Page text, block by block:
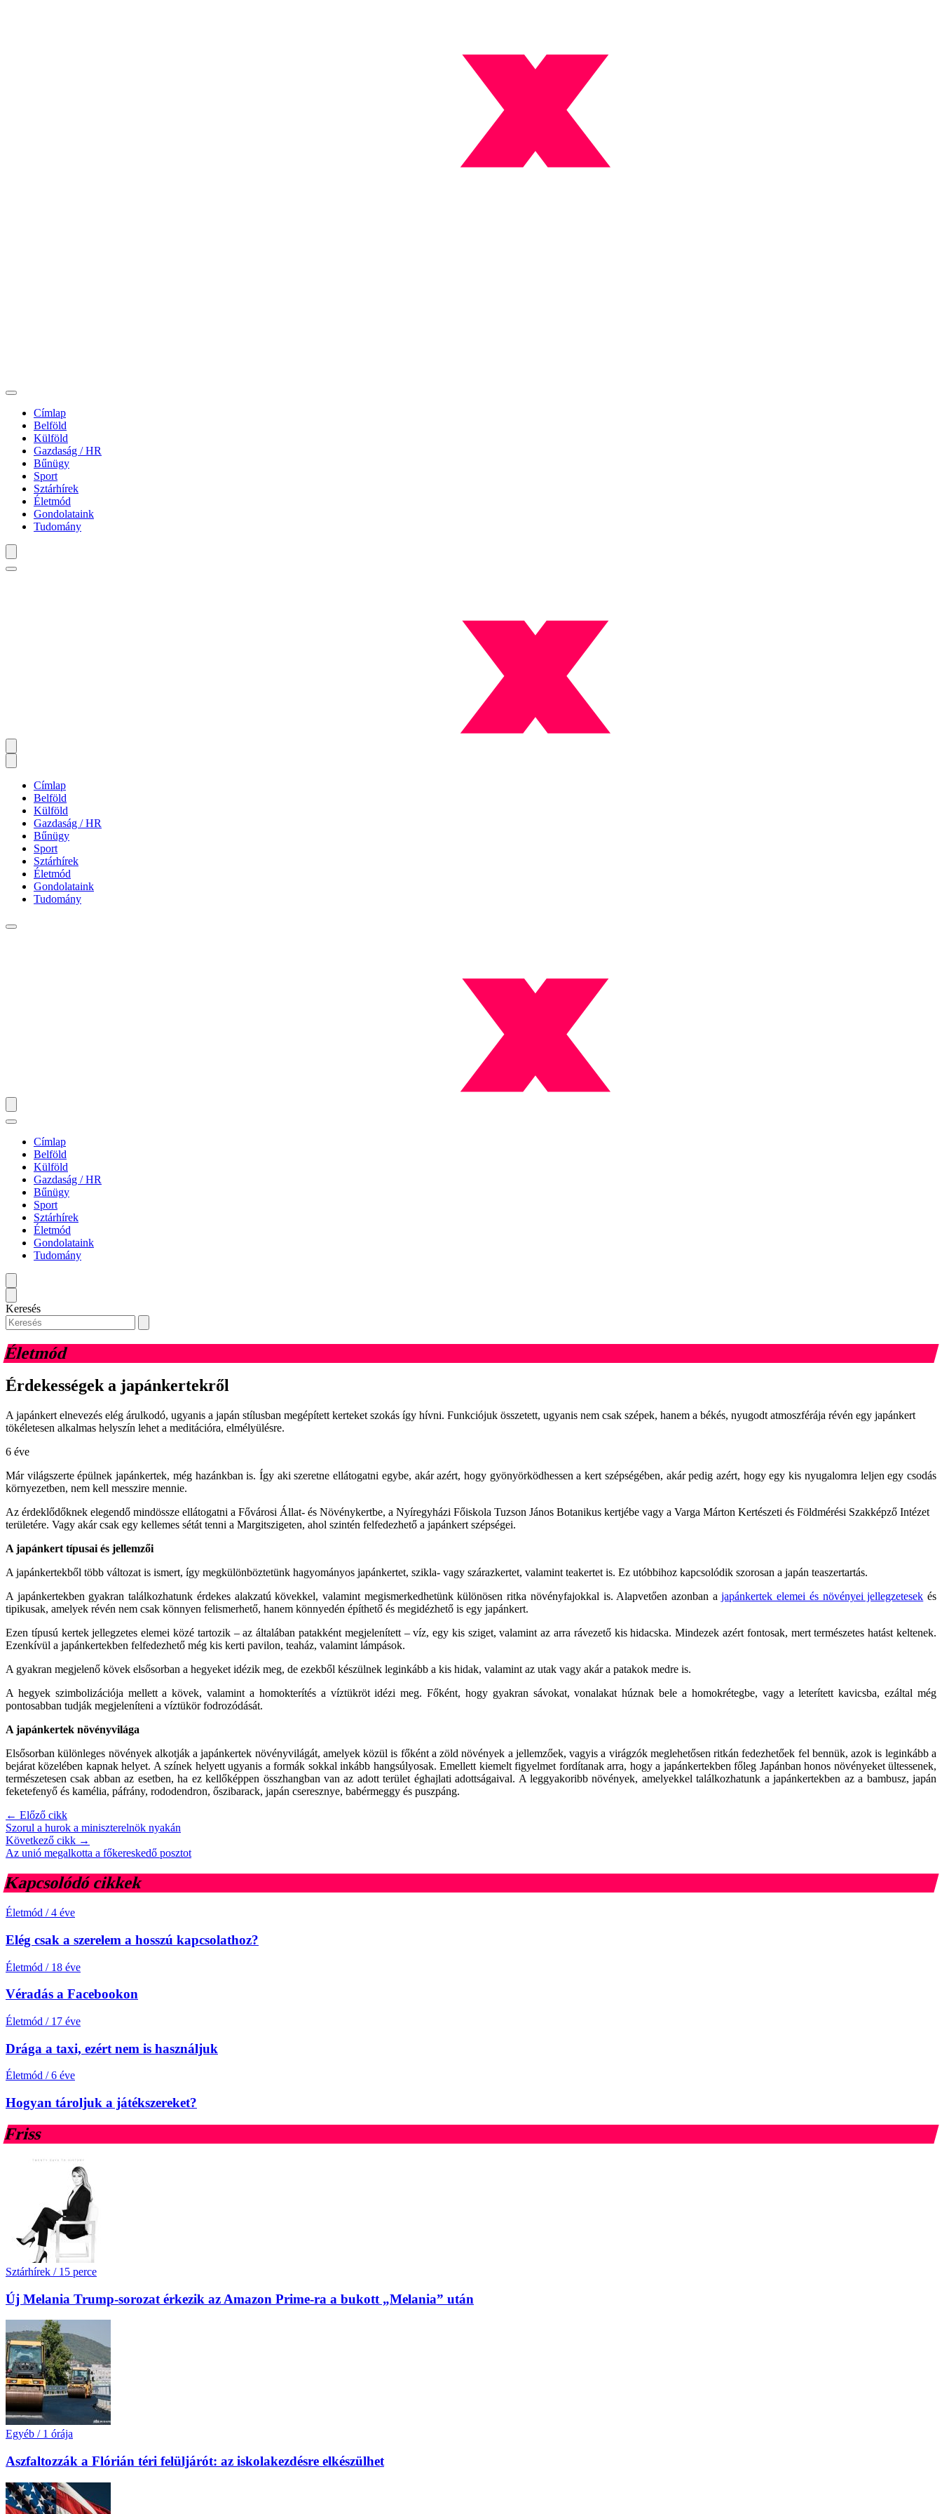
Címlap
Belföld
Külföld
Gazdaság / HR
Bűnügy
Sport
Sztárhírek
Életmód
Gondolataink
Tudomány
Címlap
Belföld
Külföld
Gazdaság / HR
Bűnügy
Sport
Sztárhírek
Életmód
Gondolataink
Tudomány
Címlap
Belföld
Külföld
Gazdaság / HR
Bűnügy
Sport
Sztárhírek
Életmód
Gondolataink
Tudomány
Keresés
Életmód
Érdekességek a japánkertekről
A japánkert elnevezés elég árulkodó, ugyanis a japán stílusban megépített kerteket szokás így hívni. Funkciójuk összetett, ugyanis nem csak szépek, hanem a békés, nyugodt atmoszférája révén egy japánkert
tökéletesen alkalmas helyszín lehet a meditációra, elmélyülésre.
6 éve
Már világszerte épülnek japánkertek, még hazánkban is. Így aki szeretne ellátogatni egybe, akár azért, hogy gyönyörködhessen a kert szépségében, akár pedig azért, hogy egy kis nyugalomra leljen egy csodás
környezetben, nem kell messzire mennie.
Az érdeklődőknek elegendő mindössze ellátogatni a Fővárosi Állat- és Növénykertbe, a Nyíregyházi Főiskola Tuzson János Botanikus kertjébe vagy a Varga Márton Kertészeti és Földmérési Szakképző Intézet
területére. Vagy akár csak egy kellemes sétát tenni a Margitszigeten, ahol szintén felfedezhető a japánkert szépségei.
A japánkert típusai és jellemzői
A japánkertekből több változat is ismert, így megkülönböztetünk hagyományos japánkertet, szikla- vagy szárazkertet, valamint teakertet is. Ez utóbbihoz kapcsolódik szorosan a japán teaszertartás.
A japánkertekben gyakran találkozhatunk érdekes alakzatú kövekkel, valamint megismerkedhetünk különösen ritka növényfajokkal is. Alapvetően azonban ajapánkertek elemei és növényei jellegzetesek és
tipikusak, amelyek révén nem csak könnyen felismerhető, hanem könnyedén építhető és megidézhető is egy japánkert.
Ezen típusú kertek jellegzetes elemei közé tartozik – az általában patakként megjelenített – víz, egy kis sziget, valamint az arra rávezető kis hidacska. Mindezek azért fontosak, mert természetes hatást keltenek.
Ezenkívül a japánkertekben felfedezhető még kis kerti pavilon, teaház, valamint lámpások.
A gyakran megjelenő kövek elsősorban a hegyeket idézik meg, de ezekből készülnek leginkább a kis hidak, valamint az utak vagy akár a patakok medre is.
A hegyek szimbolizációja mellett a kövek, valamint a homokterítés a víztükröt idézi meg. Főként, hogy gyakran sávokat, vonalakat húznak bele a homokrétegbe, vagy a leterített kavicsba, ezáltal még
pontosabban tudják megjeleníteni a víztükör fodrozódását.
A japánkertek növényvilága
Elsősorban különleges növények alkotják a japánkertek növényvilágát, amelyek közül is főként a zöld növények a jellemzőek, vagyis a virágzók meglehetősen ritkán fedezhetőek fel bennük, azok is leginkább a
bejárat közelében kapnak helyet. A színek helyett ugyanis a formák sokkal inkább hangsúlyosak. Emellett kiemelt figyelmet fordítanak arra, hogy a japánkertekben főleg Japánban honos növényeket ültessenek,
természetesen csak abban az esetben, ha ez kellőképpen összhangban van az adott terület éghajlati adottságaival. A leggyakoribb növények, amelyekkel találkozhatunk a japánkertekben az a bambusz, japán
feketefenyő és kamélia, páfrány, rododendron, őszibarack, japán cseresznye, babérmeggy és puszpáng.
← Előző cikk
Szorul a hurok a miniszterelnök nyakán
Következő cikk →
Az unió megalkotta a főkereskedő posztot
Kapcsolódó cikkek
Életmód / 4 éve
Elég csak a szerelem a hosszú kapcsolathoz?
Életmód / 18 éve
Véradás a Facebookon
Életmód / 17 éve
Drága a taxi, ezért nem is használjuk
Életmód / 6 éve
Hogyan tároljuk a játékszereket?
Friss
Sztárhírek / 15 perce
Új Melania Trump-sorozat érkezik az Amazon Prime-ra a bukott „Melania” után
Egyéb / 1 órája
Aszfaltozzák a Flórián téri felüljárót: az iskolakezdésre elkészülhet